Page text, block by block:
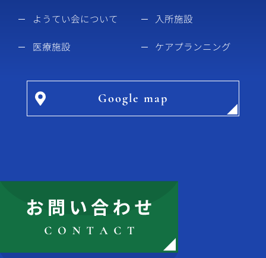
ようてい会について 入所施設
医療施設 ケアプランニング
Google map